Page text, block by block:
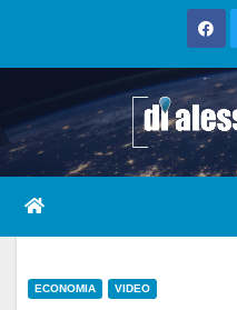
ECONOMIA VIDEO